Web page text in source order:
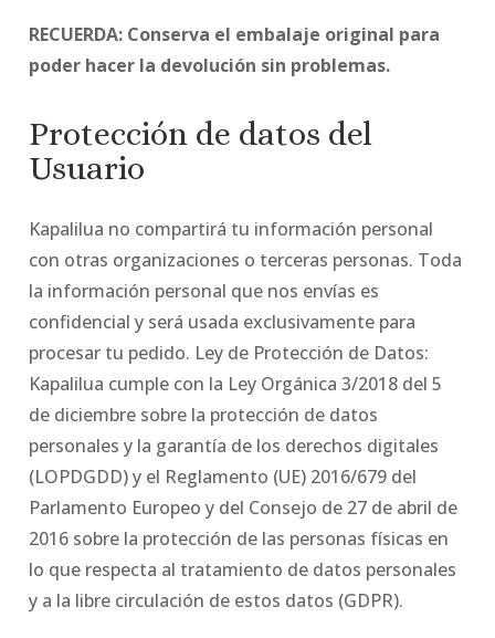
RECUERDA: Conserva el embalaje original para
poder hacer la devolución sin problemas.
Protección de datos del
Usuario
Kapalilua no compartirá tu información personal
con otras organizaciones o terceras personas. Toda
la información personal que nos envías es
confidencial y será usada exclusivamente para
procesar tu pedido. Ley de Protección de Datos:
Kapalilua cumple con la Ley Orgánica 3/2018 del 5
de diciembre sobre la protección de datos
personales y la garantía de los derechos digitales
(LOPDGDD) y el Reglamento (UE) 2016/679 del
Parlamento Europeo y del Consejo de 27 de abril de
2016 sobre la protección de las personas físicas en
lo que respecta al tratamiento de datos personales
y a la libre circulación de estos datos (GDPR).